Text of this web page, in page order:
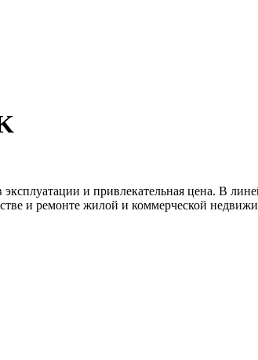
и привлекательная цена. В
и ремонте жилой и коммерческой